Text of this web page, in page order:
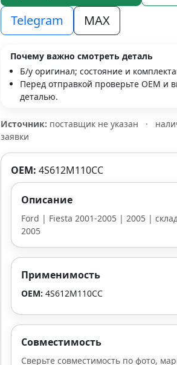
Telegram
MAX
Почему важно смотреть деталь
Б/у оригинал; состояние и
Перед отправкой проверьте OEM и
деталью.
Источник: поставщик не указан ·
заявки
OEM: 4S612M110CC
Описание
Ford | Fiesta 2001-2005 | 2005 |
2005
Применимость
OEM: 4S612M110CC
Совместимость
Сверьте совместимость по фото,